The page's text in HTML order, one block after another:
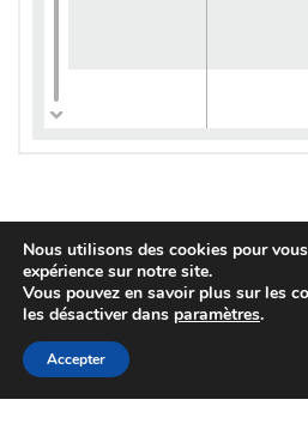
03/07/2026 Services
Nous utilisons des cookies pour
expérience sur notre site.
Vous pouvez en savoir plus sur les
les désactiver dans paramètres.
Accepter